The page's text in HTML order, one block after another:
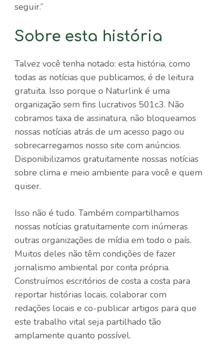
seguir.”
Sobre esta história
Talvez você tenha notado: esta história, como
todas as notícias que publicamos, é de leitura
gratuita. Isso porque o Naturlink é uma
organização sem fins lucrativos 501c3. Não
cobramos taxa de assinatura, não bloqueamos
nossas notícias atrás de um acesso pago ou
sobrecarregamos nosso site com anúncios.
Disponibilizamos gratuitamente nossas notícias
sobre clima e meio ambiente para você e quem
quiser.
Isso não é tudo. Também compartilhamos
nossas notícias gratuitamente com inúmeras
outras organizações de mídia em todo o país.
Muitos deles não têm condições de fazer
jornalismo ambiental por conta própria.
Construímos escritórios de costa a costa para
reportar histórias locais, colaborar com
redações locais e co-publicar artigos para que
este trabalho vital seja partilhado tão
amplamente quanto possível.